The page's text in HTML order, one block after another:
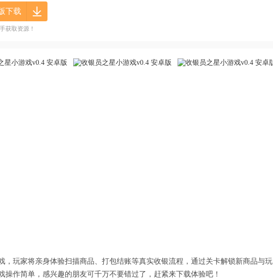
下载
获取资源！
，玩家将亲身体验扫描商品、打包结账等真实收银流程，通过关卡解锁新商品与玩
作简单，感兴趣的朋友可千万不要错过了，赶紧来下载体验吧！